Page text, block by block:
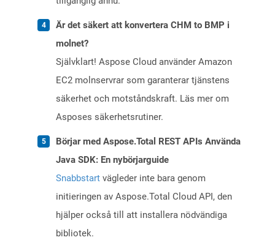
Är det säkert att konvertera CHM to BMP i
molnet?
Självklart! Aspose Cloud använder Amazon
EC2 molnservrar som garanterar tjänstens
säkerhet och motståndskraft. Läs mer om
Asposes säkerhetsrutiner.
Börjar med Aspose.Total REST APIs Använda
Java SDK: En nybörjarguide
Snabbstart vägleder inte bara genom
initieringen av Aspose.Total Cloud API, den
hjälper också till att installera nödvändiga
bibliotek.